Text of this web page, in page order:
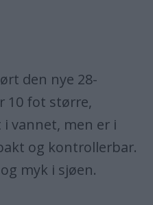
den nye 28-
10 fot større,
vannet, men er i
og kontrollerbar.
myk i sjøen.